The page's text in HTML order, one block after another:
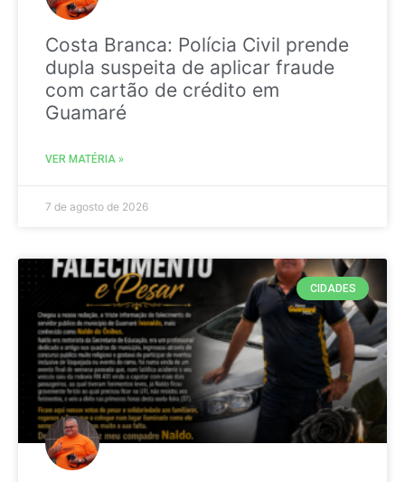
Costa Branca: Polícia Civil prende
dupla suspeita de aplicar fraude
com cartão de crédito em
Guamaré
VER MATÉRIA »
7 de agosto de 2026
CIDADES